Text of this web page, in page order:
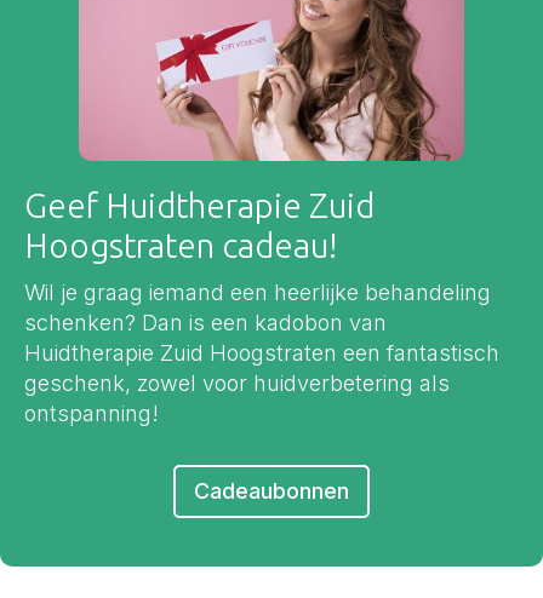
Geef Huidtherapie Zuid
Hoogstraten cadeau!
Wil je graag iemand een heerlijke behandeling
schenken? Dan is een kadobon van
Huidtherapie Zuid Hoogstraten een fantastisch
geschenk, zowel voor huidverbetering als
ontspanning!
Cadeaubonnen